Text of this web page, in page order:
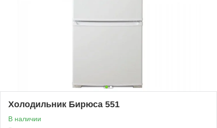
Холодильник Бирюса 551
В наличии